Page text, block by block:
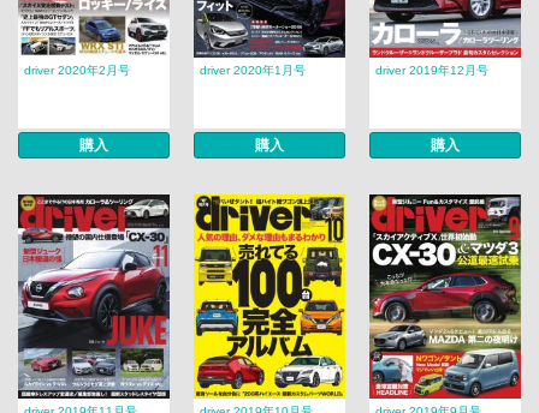
driver 2020年2月号
購入
driver 2020年1月号
購入
driver 2019年12月号
購入